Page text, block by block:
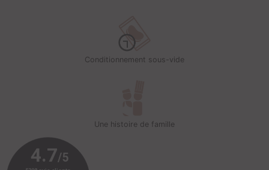
Conditionnement sous-vide
Une histoire de famille